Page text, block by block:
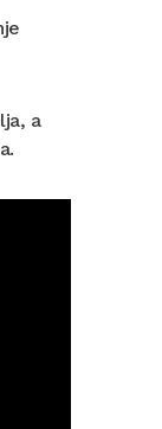
a